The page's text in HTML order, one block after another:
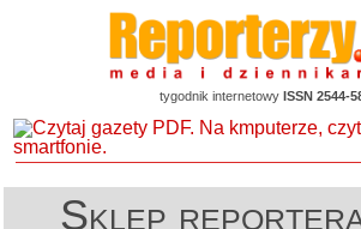
tygodnik internetowy ISSN 2544-
Sklep